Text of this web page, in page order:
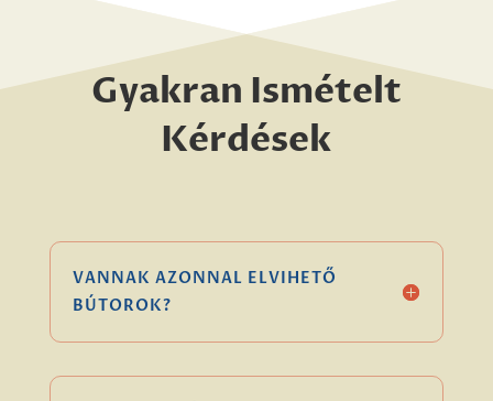
Gyakran Ismételt
Kérdések
VANNAK AZONNAL ELVIHETŐ
BÚTOROK?